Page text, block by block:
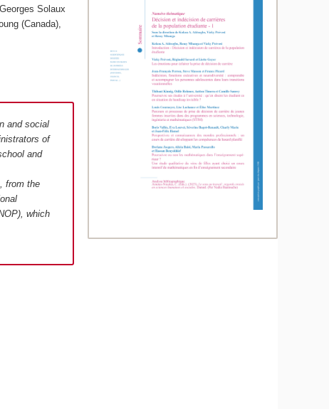
Solaux
(Canada),
and social
of
and
from the
which